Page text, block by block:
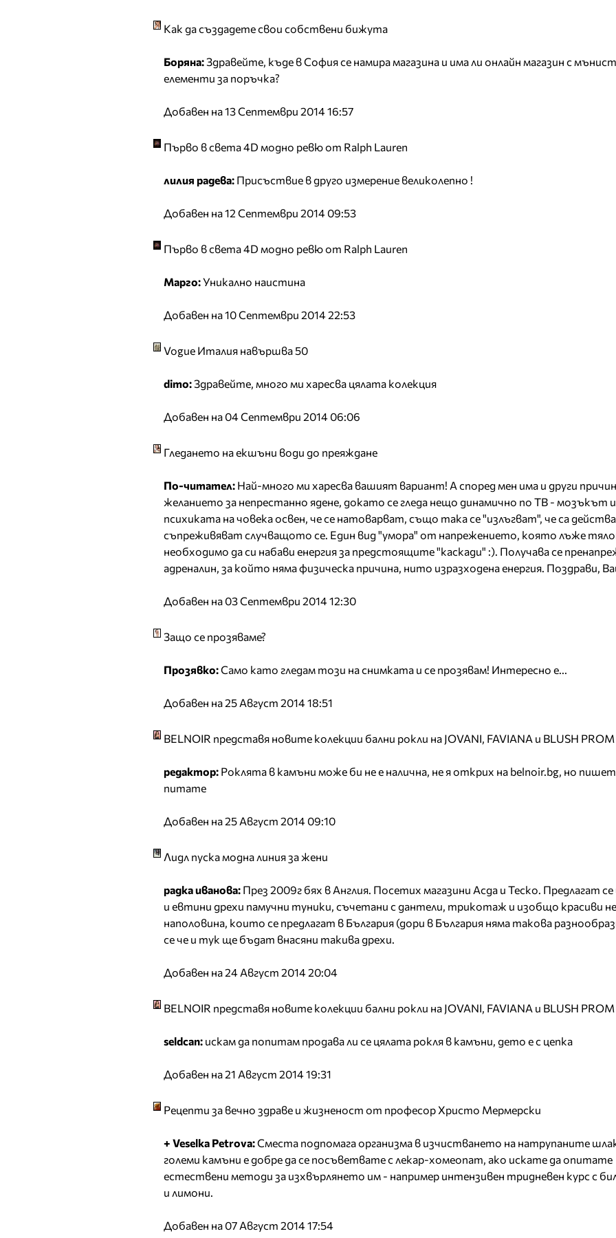
Как да създадете свои собствени бижута
Боряна:Здравейте, къде в София се намира магазина и има ли онлайн магазин с
елементи за поръчка?
Добавен на 13 Септември 2014 16:57
Първо в света 4D модно ревю от Ralph Lauren
лилия радева: Присъствие в друго измерение великолепно !
Добавен на 12 Септември 2014 09:53
Първо в света 4D модно ревю от Ralph Lauren
Марго:Уникално наистина
Добавен на 10 Септември 2014 22:53
Vogue Италия навършва 50
dimo:Здравейте, много ми харесва цялата колекция
Добавен на 04 Септември 2014 06:06
Гледането на екшъни води до преяждане
По-читател: Най-много ми харесва вашият вариант! А според мен има и други
желанието за непрестанно ядене, докато се гледа нещо динамично по ТВ - мозъкът и
психиката на човека освен, че се натоварват, също така се "излъгват", че са
съпреживяват случващото се. Един вид "умора" от напрежението, която лъже
необходимо да си набави енергия за предстоящите "каскади" :). Получава се
адреналин, за който няма физическа причина, нито изразходена енергия. Поздрави,
Добавен на 03 Септември 2014 12:30
Защо се прозяваме?
Прозявко:Само като гледам този на снимката и се прозявам! Интересно е...
Добавен на 25 Август 2014 18:51
BELNOIR представя новите колекции бални рокли на JOVANI, FAVIANA и BLUSH
редактор: Роклята в камъни може би не е налична, не я открих на belnoir.bg, но
питате
Добавен на 25 Август 2014 09:10
Лидл пуска модна линия за жени
радка иванова: През 2009г бях в Англия. Посетих магазини Асда и Теско. Предлагат
и евтини дрехи памучни туники, съчетани с дантели, трикотаж и изобщо красиви
наполовина, които се предлагат в България (дори в България няма такова
се че и тук ще бъдат внасяни такива дрехи.
Добавен на 24 Август 2014 20:04
BELNOIR представя новите колекции бални рокли на JOVANI, FAVIANA и BLUSH
seldcan: искам да попитам продава ли се цялата рокля в камъни, дето е с цепка
Добавен на 21 Август 2014 19:31
Рецепти за вечно здраве и жизненост от професор Христо Мермерски
+ Veselka Petrova:Сместа подпомага организма в изчистването на натрупаните
големи камъни е добре да се посъветвате с лекар-хомеопат, ако искате да опитате
естествени методи за изхвърлянето им - например интензивен тридневен курс с
и лимони.
Добавен на 07 Август 2014 17:54